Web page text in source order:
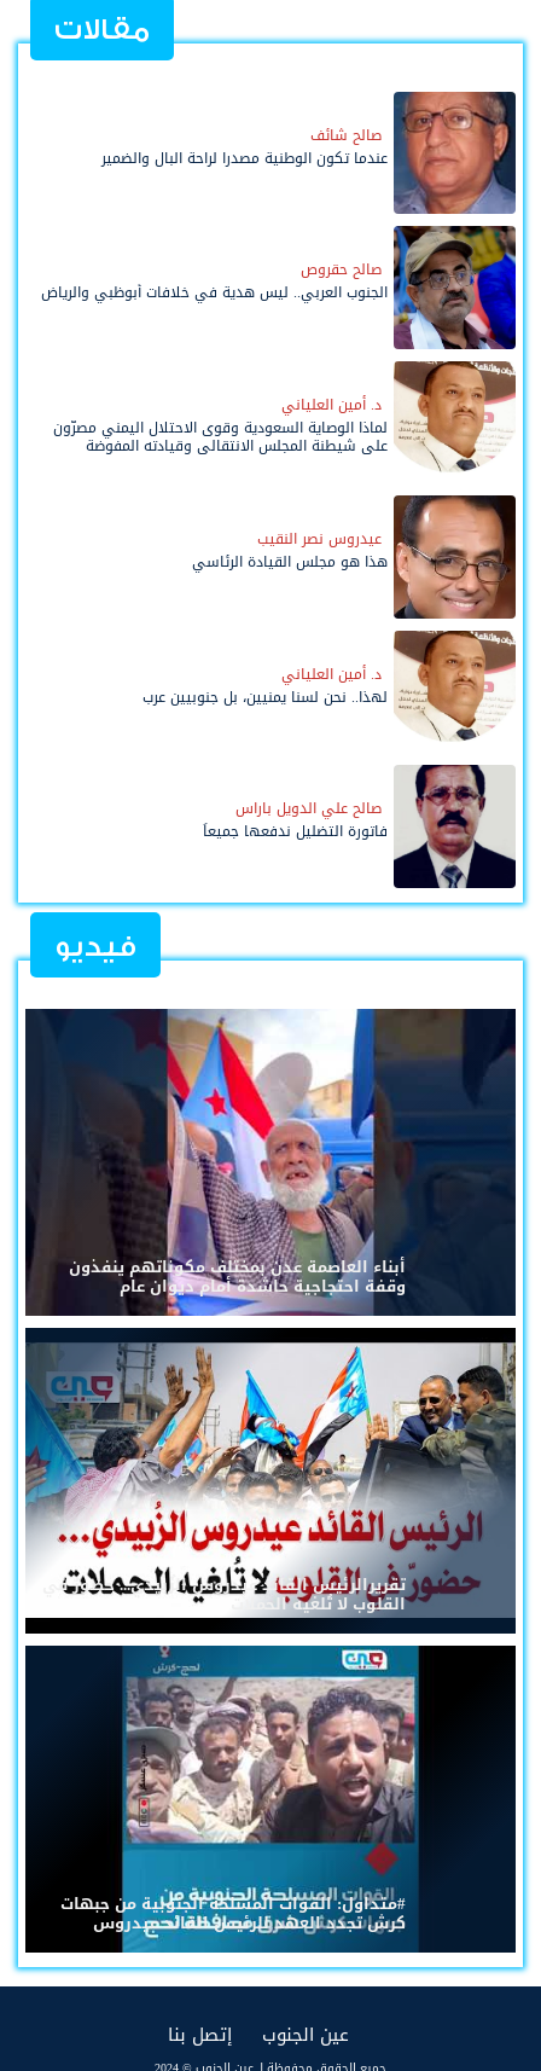
مقالات
صالح شائف
عندما تكون الوطنية مصدرا لراحة البال والضمير
صالح حقروص
الجنوب العربي.. ليس هدية في خلافات أبوظبي والرياض
د. أمين العلياني
لماذا الوصاية السعودية وقوى الاحتلال اليمني مصرّون
على شيطنة المجلس الانتقالي وقيادته المفوضة
وحواضنه الشعبية؟
عيدروس نصر النقيب
هذا هو مجلس القيادة الرئاسي
د. أمين العلياني
لهذا.. نحن لسنا يمنيين، بل جنوبيين عرب
صالح علي الدويل باراس
فاتورة التضليل ندفعها جميعاً
فيديو
أبناء العاصمة عدن بمختلف مكوناتهم ينفذون
وقفة احتجاجية حاشدة أمام ديوان عام
تقريرالرئيس القائد عيدروس الزُبيدي... حضورٌ في
القلوب لا تُلغيه الحملات
#متداول: القوات المسلحة الجنوبية من جبهات
كرش تجدد العهد للرئيس القائد عيدروس
عين الجنوب إتصل بنا